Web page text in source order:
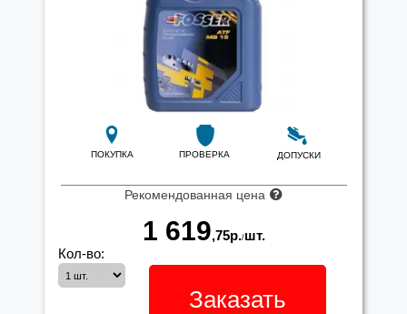
ПОКУПКА ПРОВЕРКА ДОПУСКИ
Рекомендованная цена
1 619,75р./шт.
Кол-во:
Заказать